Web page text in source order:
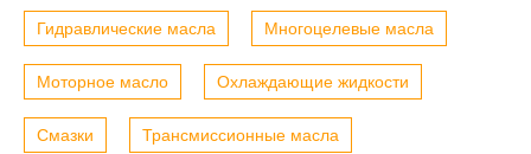
Гидравлические масла Многоцелевые масла
Моторное масло Охлаждающие жидкости
Смазки Трансмиссионные масла